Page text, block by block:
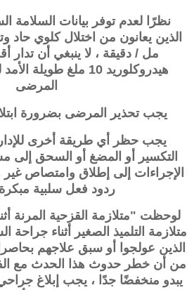
نظرًا لعدم توفر بيانات السلامة
مل / دقيقة ، لا ينبغي أن تدار
هيدروكلوريد 10 ملغ
المرضى
يجب تحذير المرضى بضرورة
يجب حظر أي طريقة أخرى
التكسير أو المضغ أو السحق
الإجراءات إلى إطلاق وامتصاص غير
ردود فعل سلبية
لوحظت "متلازمة القزحية المرنة
متلازمة التلميذ الصغير أثناء
من أن خطر حدوث هذا الحدث مع
يبدو منخفضًا جدًا ، يجب إبلاغ